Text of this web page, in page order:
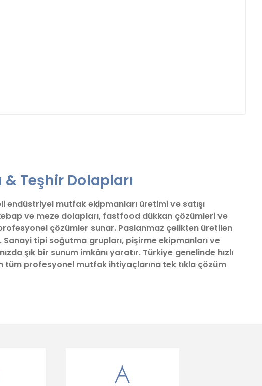
Teşhir Dolapları
mutfak ekipmanları üretimi ve satışı
ve meze dolapları, fastfood dükkan çözümleri ve
çözümler sunar. Paslanmaz çelikten üretilen
Sanayi tipi soğutma grupları, pişirme ekipmanları ve
şık bir sunum imkânı yaratır. Türkiye genelinde hızlı
tüm profesyonel mutfak ihtiyaçlarına tek tıkla çözüm